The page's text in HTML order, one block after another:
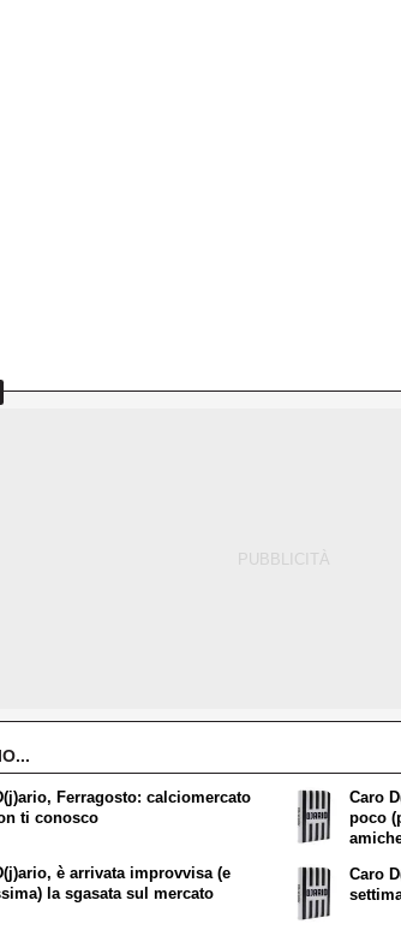
Ferragosto: calciomercato
ti conosco
è arrivata improvvisa (e
la sgasata sul mercato
Caro
poco
Caro